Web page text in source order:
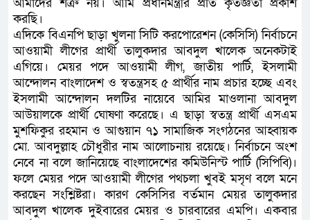
করছি।
এদিকে বিএনপি ছাড়া খুলনা সিটি করপোরেশন (কেসিসি) নির্বাচনে
আওয়ামী লীগের প্রার্থী তালুকদার আবদুল খালেক অনেকটাই
এগিয়ে। মেয়র পদে আওয়ামী লীগ, জাতীয় পার্টি, ইসলামী
আন্দোলন বাংলাদেশ ও স্বতন্ত্রসহ ৫ প্রার্থীর নাম প্রচার হচ্ছে এবং
ইসলামী আন্দোলন দলটির নায়েবে আমির মাওলানা আবদুল
আউয়ালকে প্রার্থী ঘোষণা করেছে। এ ছাড়া স্বতন্ত্র প্রার্থী এসএম
মুশফিকুর রহমান ও আগুয়ান ৭১ সামাজিক সংগঠনের আহ্বায়ক
মো. আবদুল্লাহ চৌধুরীর নাম আলোচনায় রয়েছে। নির্বাচনে অংশ
নেবে না বলে জানিয়েছে বাংলাদেশের কমিউনিস্ট পার্টি (সিপিবি)।
ফলে মেয়র পদে আওয়ামী লীগের পথচলা খুবই মসৃণ বলে মনে
করছেন সংশ্লিষ্টরা। কারণ কেসিসির বর্তমান মেয়র তালুকদার
আবদুল খালেক দুইবারের মেয়র ও চারবারের এমপি। একবার